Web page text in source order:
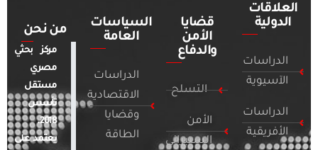
العلاقات
الدولية
الدراسات
الآسيوية
الدراسات
الأفريقية
قضايا
الأمن
والدفاع
التسلح
الأمن
السيبراني
السياسات
العامة
الدراسات
الاقتصادية
وقضايا
الطاقة
من نحن
مركز بحثي
مصري
مستقل
تأسس
2018.
يعتمد على